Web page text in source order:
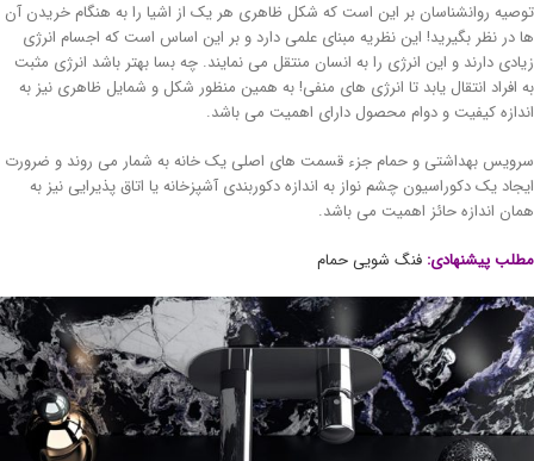
روانشناسان بر این است که شکل ظاهری هر یک از اشیا را به هنگام خریدن آن
در نظر بگیرید! این نظریه مبنای علمی دارد و بر این اساس است که اجسام انرژی
دارند و این انرژی را به انسان منتقل می نمایند. چه بسا بهتر باشد انرژی مثبت
افراد انتقال یابد تا انرژی های منفی! به همین منظور شکل و شمایل ظاهری نیز به
کیفیت و دوام محصول دارای اهمیت می باشد.
بهداشتی و حمام جزء قسمت های اصلی یک خانه به شمار می روند و ضرورت
یک دکوراسیون چشم نواز به اندازه دکوربندی آشپزخانه یا اتاق پذیرایی نیز به
اندازه حائز اهمیت می باشد.
پیشنهادی:فنگ شویی حمام